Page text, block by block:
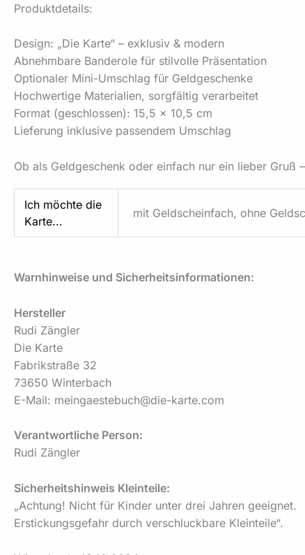
Produktdetails:
Design: „Die Karte“ – exklusiv & modern
Abnehmbare Banderole für stilvolle Präsentation
Optionaler Mini-Umschlag für Geldgeschenke
Hochwertige Materialien, sorgfältig verarbeitet
Format (geschlossen): 15,5 × 10,5 cm
Lieferung inklusive passendem Umschlag
Ob als Geldgeschenk oder einfach nur ein lieber Gruß
Ich möchte die
Karte...
mit Geldscheinfach, ohne
Warnhinweise und Sicherheitsinformationen:
Hersteller
Rudi Zängler
Die Karte
Fabrikstraße 32
73650 Winterbach
E-Mail: meingaestebuch@die-karte.com
Verantwortliche Person:
Rudi Zängler
Sicherheitshinweis Kleinteile:
„Achtung! Nicht für Kinder unter drei Jahren geeignet.
Erstickungsgefahr durch verschluckbare Kleinteile“.